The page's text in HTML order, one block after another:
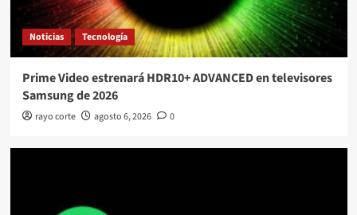
Noticias Tecnología
Prime Video estrenará HDR10+ ADVANCED en televisores
Samsung de 2026
rayo corte agosto 6, 2026 0